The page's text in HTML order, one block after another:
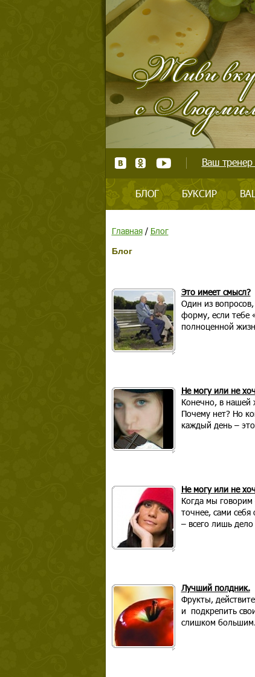
Ваш
БЛОГ БУКСИР
Главная/ Блог
Блог
Это имеет смысл?
Один из
форму, если тебе
полноценной
Не могу или не
Конечно, в нашей
Почему нет? Но
каждый день –
Не могу или не
Когда мы
точнее, сами
– всего лишь
Лучший полдник.
Фрукты,
и подкрепить
слишком